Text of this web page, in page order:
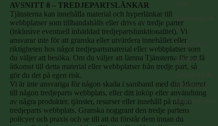
or
Vinterskor
Kängor
fritidsskor
Gummistövla
r
AVSNITT 8 – TREDJEPARTSLÄNKAR
Tjänsterna kan innehålla material och hyperlänkar till
webbplatser som tillhandahålls eller drivs av tredje parter
(inklusive eventuell inbäddad tredjepartsfunktionalitet). Vi
ansvarar inte för att granska eller utvärdera innehållet eller
riktigheten hos något tredjepartsmaterial eller webbplatser som
du väljer att besöka. Om du väljer att lämna Tjänsterna för att få
åtkomst till detta material eller webbplatser från tredje part, så
gör du det på egen risk.
Vi är inte ansvariga för någon skada i samband med din åtkomst
till någon tredjeparts webbplats, eller ditt inköp eller användning
av några produkter, tjänster, resurser eller innehåll på någon
tredjeparts webbplats. Granska noggrant den tredje partens
policyer och praxis och se till att du förstår dem innan du